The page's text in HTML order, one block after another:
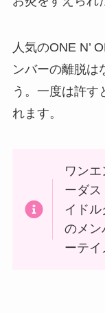
人気のONE N’
ンバーの離脱は
う。一度は許す
れます。
ワン
ーダス
イドル
のメン
ーテイ